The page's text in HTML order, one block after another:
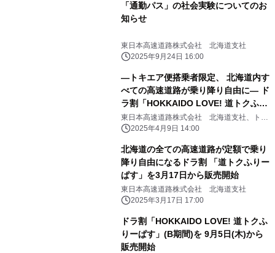
「通勤パス」の社会実験についてのお
知らせ
東日本高速道路株式会社 北海道支社
2025年9月24日 16:00
―トキエア便搭乗者限定、 北海道内す
べての高速道路が乗り降り自由に― ド
ラ割「HOKKAIDO LOVE! 道トクふり
ーぱす× トキエアセットプラン」を新
発売！
東日本高速道路株式会社 北海道支社、トキ
エア株式会社
2025年4月9日 14:00
北海道の全ての高速道路が定額で乗り
降り自由になるドラ割 「道トクふりー
ぱす」を3月17日から販売開始
東日本高速道路株式会社 北海道支社
2025年3月17日 17:00
ドラ割「HOKKAIDO LOVE! 道トクふ
りーぱす」(B期間)を 9月5日(木)から
販売開始